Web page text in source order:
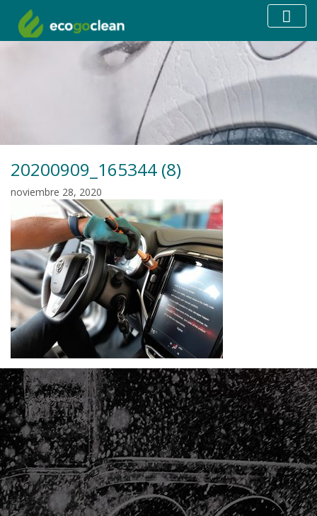
20200909_165344 (8)
noviembre 28, 2020